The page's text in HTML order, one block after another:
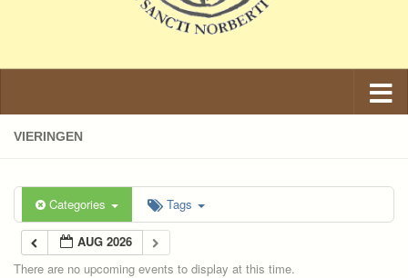
VIERINGEN
Categories Tags
AUG 2026
There are no upcoming events to display at this time.